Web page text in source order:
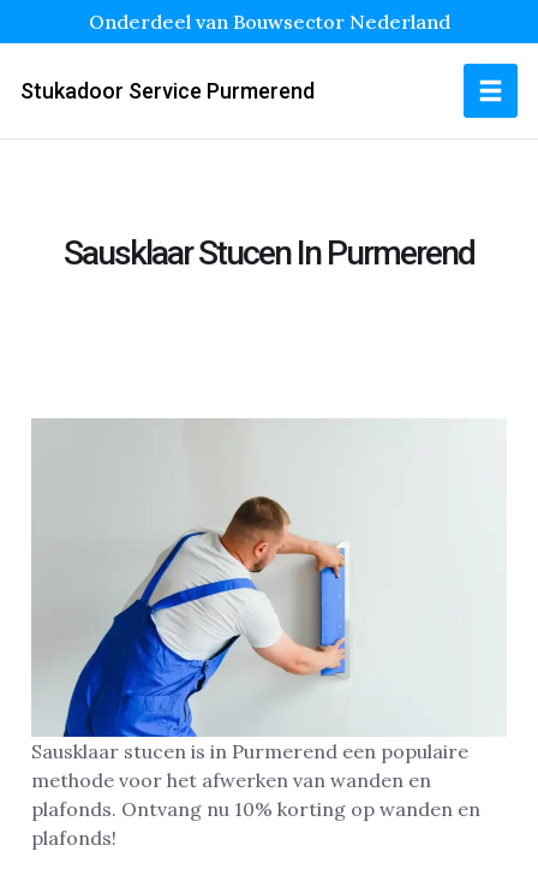
Onderdeel van Bouwsector Nederland
Stukadoor Service Purmerend
Sausklaar Stucen In Purmerend
Sausklaar stucen is in Purmerend een populaire
methode voor het afwerken van wanden en
plafonds. Ontvang nu 10% korting op wanden en
plafonds!